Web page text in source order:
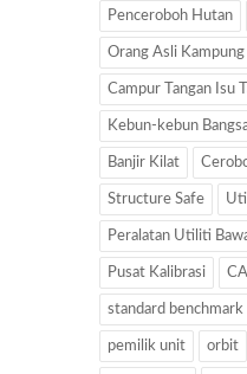
Penceroboh Hutan
Orang Asli
Campur Tangan Isu
Kebun-kebun
Banjir Kilat
Structure Safe
Peralatan Utiliti
Pusat Kalibrasi
standard benchmark
pemilik unit orbit